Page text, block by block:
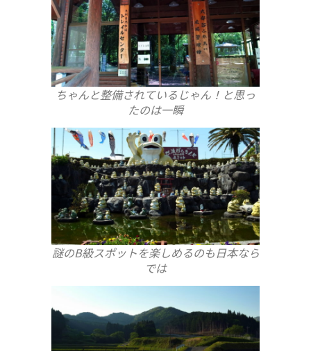
ちゃんと整備されているじゃん！と思っ
たのは一瞬
謎のB級スポットを楽しめるのも日本なら
では